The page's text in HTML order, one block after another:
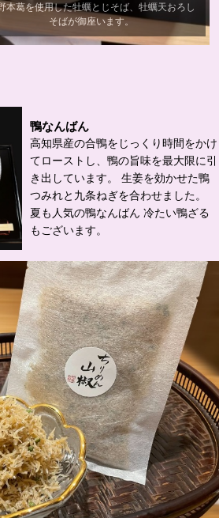
本葛を使用した牡蠣とじそば、牡蠣天おろし
そばが御座います。
鴨なんばん
高知県産の合鴨をじっくり時間をかけ
てローストし、鴨の旨味を最大限に引
き出しています。 生姜を効かせた鴨
つみれと九条ねぎを合わせました。
夏も人気の鴨なんばん 冷たい鴨ざる
もございます。